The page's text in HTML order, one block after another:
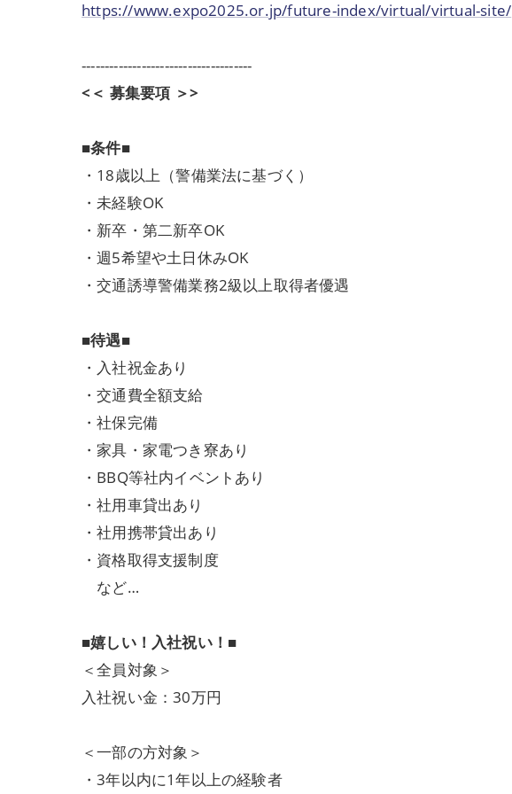
https://www.expo2025.or.jp/future-index/virtual/virtual-site/
-------------------------------------
<＜ 募集要項 ＞>
■条件■
・18歳以上（警備業法に基づく）
・未経験OK
・新卒・第二新卒OK
・週5希望や土日休みOK
・交通誘導警備業務2級以上取得者優遇
■待遇■
・入社祝金あり
・交通費全額支給
・社保完備
・家具・家電つき寮あり
・BBQ等社内イベントあり
・社用車貸出あり
・社用携帯貸出あり
・資格取得支援制度
など…
■嬉しい！入社祝い！■
＜全員対象＞
入社祝い金：30万円
＜一部の方対象＞
・3年以内に1年以上の経験者